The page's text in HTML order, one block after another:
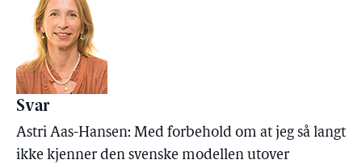
Svar
Astri Aas-Hansen: Med forbehold om at jeg så langt
ikke kjenner den svenske modellen utover